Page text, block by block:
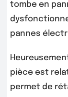
tombe en
pannes
pièce est
permet de